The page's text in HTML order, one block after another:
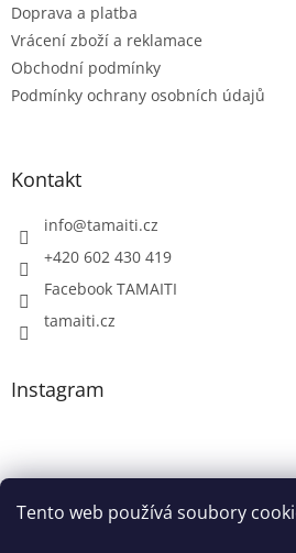
Tento web používá soubory
Doprava a platba
Vrácení zboží a reklamace
Obchodní podmínky
Podmínky ochrany osobních údajů
Kontakt
info@tamaiti.cz
+420 602 430 419
Facebook TAMAITI
tamaiti.cz
Instagram